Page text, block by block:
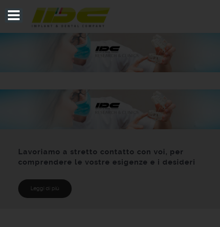
Lavoriamo a stretto contatto con voi, per
comprendere le vostre esigenze e i desideri
Leggi di più